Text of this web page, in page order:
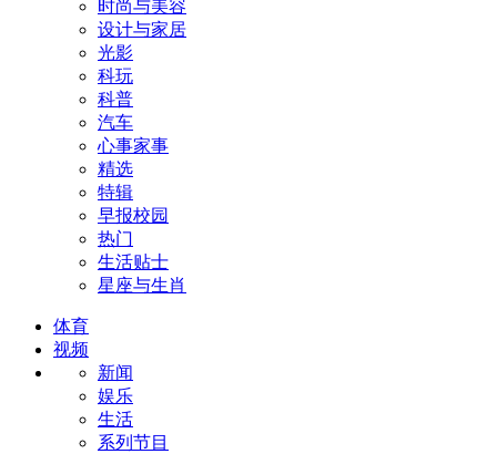
时尚与美容
设计与家居
光影
科玩
科普
汽车
心事家事
精选
特辑
早报校园
热门
生活贴士
星座与生肖
体育
视频
新闻
娱乐
生活
系列节目